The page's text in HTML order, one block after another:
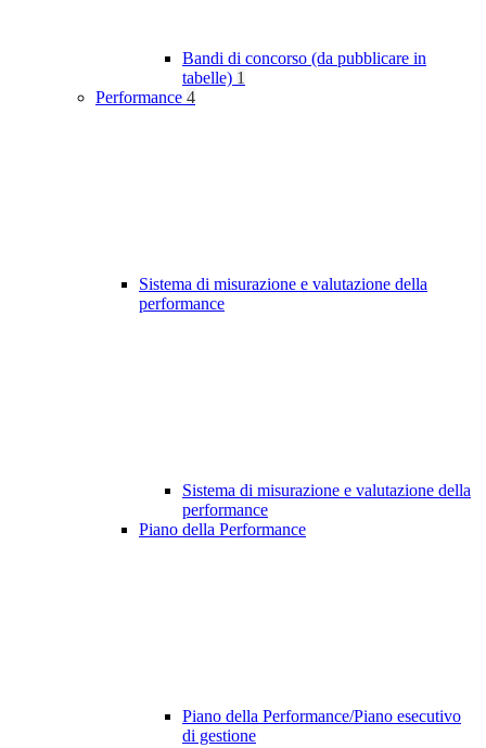
Bandi di concorso (da pubblicare in
tabelle) 1
Performance 4
Sistema di misurazione e valutazione della
performance
Sistema di misurazione e valutazione della
performance
Piano della Performance
Piano della Performance/Piano esecutivo
di gestione